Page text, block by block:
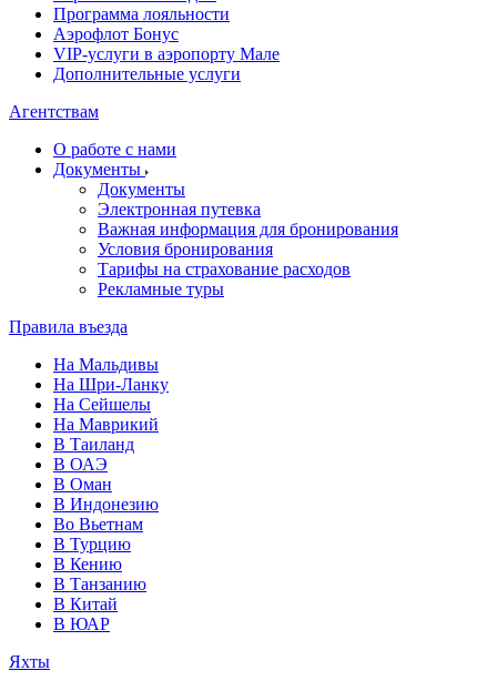
Программа лояльности
Аэрофлот Бонус
VIP-услуги в аэропорту Мале
Дополнительные услуги
Агентствам
О работе с нами
Документы
Документы
Электронная путевка
Важная информация для бронирования
Условия бронирования
Тарифы на страхование расходов
Рекламные туры
Правила въезда
На Мальдивы
На Шри-Ланку
На Сейшелы
На Маврикий
В Таиланд
В ОАЭ
В Оман
В Индонезию
Во Вьетнам
В Турцию
В Кению
В Танзанию
В Китай
В ЮАР
Яхты